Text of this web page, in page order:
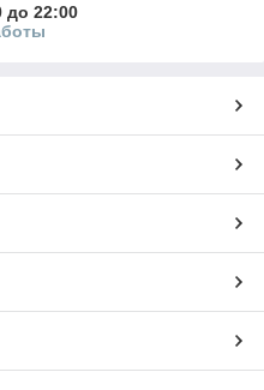
до 22:00